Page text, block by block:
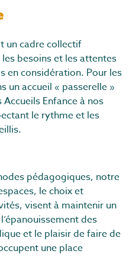
un cadre collectif
besoins et les attentes
en considération. Pour les
un accueil « passerelle »
Enfance à nos
le rythme et les
pédagogiques, notre
le choix et
visent à maintenir un
des
et le plaisir de faire de
une place